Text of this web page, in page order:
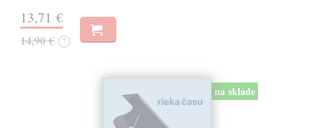
13,71 €
14,90 € ?
na sklade